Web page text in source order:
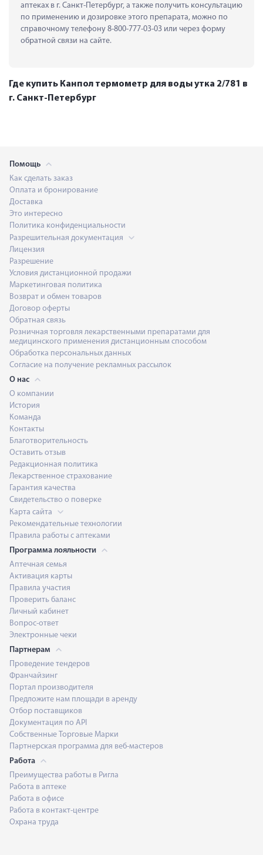
аптеках в г. Санкт-Петербург, а также получить консультацию
по применению и дозировке этого препарата, можно по
справочному телефону 8-800-777-03-03 или через форму
обратной связи на сайте.
Где купить Канпол термометр для воды утка 2/781 в
г. Санкт-Петербург
Помощь
Как сделать заказ
Оплата и бронирование
Доставка
Это интересно
Политика конфиденциальности
Разрешительная документация
Лицензия
Разрешение
Условия дистанционной продажи
Маркетинговая политика
Возврат и обмен товаров
Договор оферты
Обратная связь
Розничная торговля лекарственными препаратами для
медицинского применения дистанционным способом
Обработка персональных данных
Согласие на получение рекламных рассылок
О нас
О компании
История
Команда
Контакты
Благотворительность
Оставить отзыв
Редакционная политика
Лекарственное страхование
Гарантия качества
Свидетельство о поверке
Карта сайта
Рекомендательные технологии
Правила работы с аптеками
Программа лояльности
Аптечная семья
Активация карты
Правила участия
Проверить баланс
Личный кабинет
Вопрос-ответ
Электронные чеки
Партнерам
Проведение тендеров
Франчайзинг
Портал производителя
Предложите нам площади в аренду
Отбор поставщиков
Документация по API
Собственные Торговые Марки
Партнерская программа для веб-мастеров
Работа
Преимущества работы в Ригла
Работа в аптеке
Работа в офисе
Работа в контакт-центре
Охрана труда